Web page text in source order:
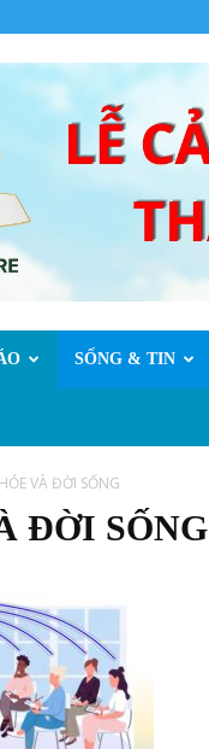
SỐNG & TIN
VÀ ĐỜI SỐNG
ĐỜI SỐNG